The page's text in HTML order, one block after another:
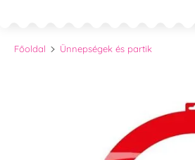
Főoldal Ünnepségek és partik